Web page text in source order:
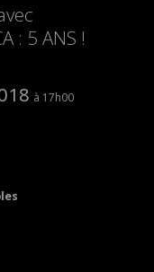
: 5 ANS !
17h00